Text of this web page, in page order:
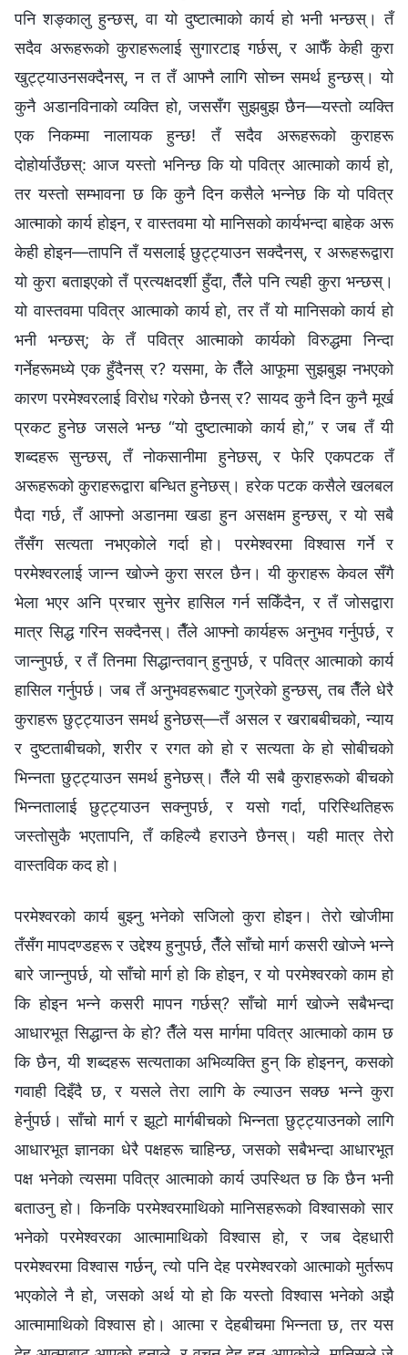
पनि शङ्कालु हुन्छस्‌, वा यो दुष्टात्माको कार्य हो भनी भन्छस्‌। तँ
सदैव अरूहरूको कुराहरूलाई सुगारटाइ गर्छस्‌, र आफैँ केही कुरा
खुट्ट्याउनसक्दैनस्, न त तँ आफ्नै लागि सोच्न समर्थ हुन्छस्‌। यो
कुनै अडानविनाको व्यक्ति हो, जससँग सुझबुझ छैन—यस्तो व्यक्ति
एक निकम्मा नालायक हुन्छ! तँ सदैव अरूहरूको कुराहरू
दोहोर्याउँछस्‌: आज यस्तो भनिन्छ कि यो पवित्र आत्माको कार्य हो,
तर यस्तो सम्भावना छ कि कुनै दिन कसैले भन्‍नेछ कि यो पवित्र
आत्माको कार्य होइन, र वास्तवमा यो मानिसको कार्यभन्दा बाहेक अरू
केही होइन—तापनि तँ यसलाई छुट्ट्याउन सक्दैनस्‌, र अरूहरूद्वारा
यो कुरा बताइएको तँ प्रत्यक्षदर्शी हुँदा, तैँले पनि त्यही कुरा भन्छस्‌।
यो वास्तवमा पवित्र आत्माको कार्य हो, तर तँ यो मानिसको कार्य हो
भनी भन्छस्‌; के तँ पवित्र आत्माको कार्यको विरुद्धमा निन्दा
गर्नेहरूमध्ये एक हुँदैनस्‌ र? यसमा, के तैँले आफूमा सुझबुझ नभएको
कारण परमेश्‍वरलाई विरोध गरेको छैनस् र? सायद कुनै दिन कुनै मूर्ख
प्रकट हुनेछ जसले भन्छ “यो दुष्टात्माको कार्य हो,” र जब तँ यी
शब्दहरू सुन्छस्‌, तँ नोकसानीमा हुनेछस्‌, र फेरि एकपटक तँ
अरूहरूको कुराहरूद्वारा बन्धित हुनेछस्‌। हरेक पटक कसैले खलबल
पैदा गर्छ, तँ आफ्नो अडानमा खडा हुन असक्षम हुन्छस्‌, र यो सबै
तँसँग सत्यता नभएकोले गर्दा हो। परमेश्‍वरमा विश्‍वास गर्ने र
परमेश्‍वरलाई जान्न खोज्ने कुरा सरल छैन। यी कुराहरू केवल सँगै
भेला भएर अनि प्रचार सुनेर हासिल गर्न सकिँदैन, र तँ जोसद्वारा
मात्र सिद्ध गरिन सक्दैनस्‌। तैँले आफ्नो कार्यहरू अनुभव गर्नुपर्छ, र
जान्नुपर्छ, र तँ तिनमा सिद्धान्तवान्‌ हुनुपर्छ, र पवित्र आत्माको कार्य
हासिल गर्नुपर्छ। जब तँ अनुभवहरूबाट गुज्रेको हुन्छस्‌, तब तैँले धेरै
कुराहरू छुट्ट्याउन समर्थ हुनेछस्‌—तँ असल र खराबबीच‌को, न्याय
र दुष्टताबीचको, शरीर र रगत को हो र सत्यता के हो सोबीचको
भिन्नता छुट्ट्याउन समर्थ हुनेछस्। तैँले यी सबै कुराहरूको बीचको
भिन्नतालाई छुट्ट्याउन सक्‍नुपर्छ, र यसो गर्दा, परिस्थितिहरू
जस्तोसुकै भएतापनि, तँ कहिल्यै हराउने छैनस्‌। यही मात्र तेरो
वास्तविक कद हो।
परमेश्‍वरको कार्य बुझ्नु भनेको सजिलो कुरा होइन। तेरो खोजीमा
तँसँग मापदण्डहरू र उद्देश्य हुनुपर्छ, तैँले साँचो मार्ग कसरी खोज्ने भन्‍ने
बारे जान्नुपर्छ, यो साँचो मार्ग हो कि होइन, र यो परमेश्‍वरको काम हो
कि होइन भन्‍ने कसरी मापन गर्छस्? साँचो मार्ग खोज्ने सबैभन्दा
आधारभूत सिद्धान्त के हो? तैँले यस मार्गमा पवित्र आत्माको काम छ
कि छैन, यी शब्दहरू सत्यताका अभिव्यक्ति हुन्‌ कि होइनन्‌, कसको
गवाही दिइँदै छ, र यसले तेरा लागि के ल्याउन सक्छ भन्ने कुरा
हेर्नुपर्छ। साँचो मार्ग र झूटो मार्गबीचको भिन्नता छुट्ट्याउनको लागि
आधारभूत ज्ञानका धेरै पक्षहरू चाहिन्छ, जसको सबैभन्दा आधारभूत
पक्ष भनेको त्यसमा पवित्र आत्माको कार्य उपस्थित छ कि छैन भनी
बताउनु हो। किनकि परमेश्‍वरमाथिको मानिसहरूको विश्‍वासको सार
भनेको परमेश्‍वरका आत्मामाथिको विश्‍वास हो, र जब देहधारी
परमेश्‍वरमा विश्‍वास गर्छन्, त्यो पनि देह परमेश्‍वरको आत्माको मुर्तरूप
भएकोले नै हो, जसको अर्थ यो हो कि यस्तो विश्‍वास भनेको अझै
आत्मामाथिको विश्‍वास हो। आत्मा र देहबीचमा भिन्नता छ, तर यस